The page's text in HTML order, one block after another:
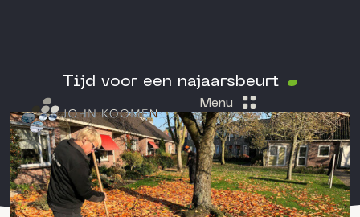
Menu
Tijd voor een najaarsbeurt